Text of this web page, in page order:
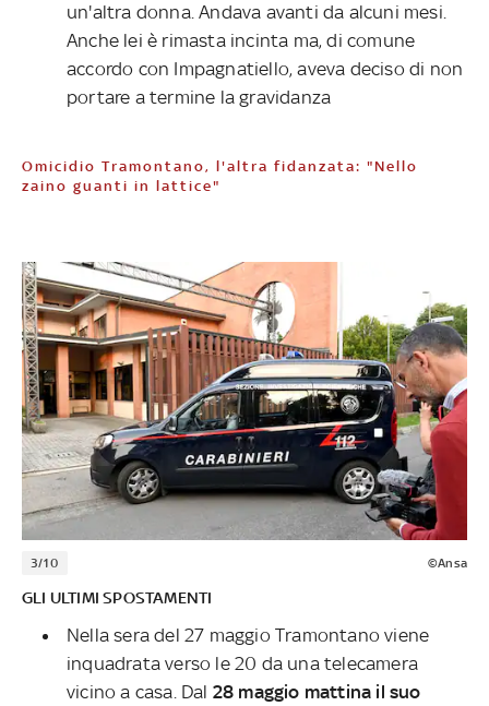
un'altra donna. Andava avanti da alcuni mesi.
Anche lei è rimasta incinta ma, di comune
accordo con Impagnatiello, aveva deciso di non
portare a termine la gravidanza
Omicidio Tramontano, l'altra fidanzata: "Nello
zaino guanti in lattice"
3/10 ©Ansa
GLI ULTIMI SPOSTAMENTI
Nella sera del 27 maggio Tramontano viene
inquadrata verso le 20 da una telecamera
vicino a casa. Dal 28 maggio mattina il suo